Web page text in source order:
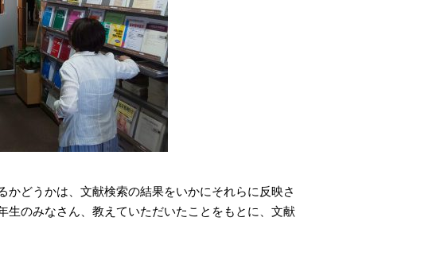
かどうかは、文献検索の結果をいかにそれらに反映さ
生のみなさん、教えていただいたことをもとに、文献